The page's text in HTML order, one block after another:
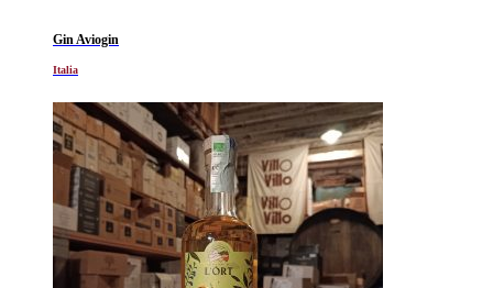
Gin Aviogin
Italia